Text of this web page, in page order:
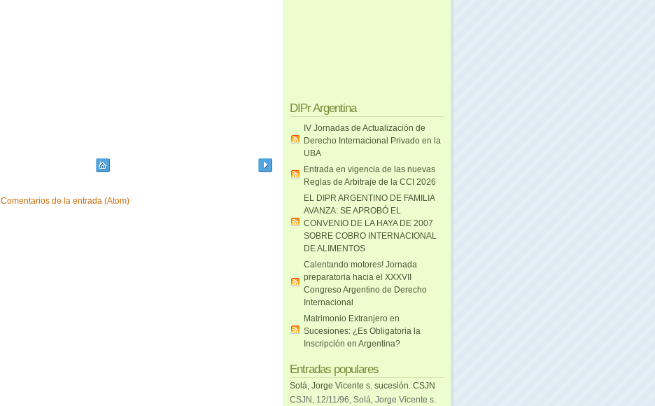
Comentarios de la entrada (Atom)
DIPr Argentina
IV Jornadas de Actualización de
Derecho Internacional Privado en la
UBA
Entrada en vigencia de las nuevas
Reglas de Arbitraje de la CCI 2026
EL DIPR ARGENTINO DE FAMILIA
AVANZA: SE APROBÓ EL
CONVENIO DE LA HAYA DE 2007
SOBRE COBRO INTERNACIONAL
DE ALIMENTOS
Calentando motores! Jornada
preparatoria hacia el XXXVII
Congreso Argentino de Derecho
Internacional
Matrimonio Extranjero en
Sucesiones: ¿Es Obligatoria la
Inscripción en Argentina?
Entradas populares
Solá, Jorge Vicente s. sucesión. CSJN
CSJN, 12/11/96, Solá, Jorge Vicente s.